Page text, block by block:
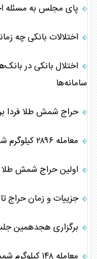
پای مجلس به مسئله
اختلالات بانکی چه
اختلال بانکی در
سامانه‌ها
حراج شمش طلا فردا
معامله ۲۸۹۶ کیلوگرم شمش طلا طی ۲۱ جلسه حراج
اولین حراج شمش طلا
جزییات و زمان حراج
برگزاری هجدهمین جلسه
معامله ۱۴۸ کیلوگرم شمش طلا در حراج حضوری امروز مرکز مبادله